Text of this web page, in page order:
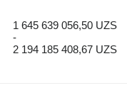
1 645 639 056,50 UZS
-
2 194 185 408,67 UZS